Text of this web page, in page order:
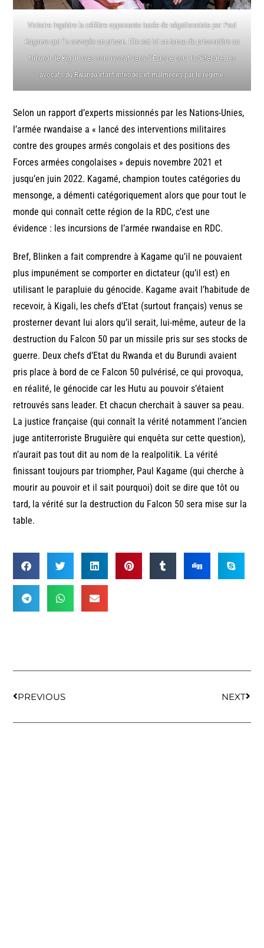
Victoire Ingabire la célèbre opposante taxée de négationniste par Paul
Kagame qui l’a envoyée en prison. Elle est ici en tenue de prisonnière au
tribunal de Kigali avec son avocat venu d’Europe pour la défendre, les
avocats du Rwanda étant inféodés et malmenés par le régime.
Selon un rapport d’experts missionnés par les Nations-Unies,
l’armée rwandaise a « lancé des interventions militaires
contre des groupes armés congolais et des positions des
Forces armées congolaises » depuis novembre 2021 et
jusqu’en juin 2022. Kagamé, champion toutes catégories du
mensonge, a démenti catégoriquement alors que pour tout le
monde qui connaît cette région de la RDC, c’est une
évidence : les incursions de l’armée rwandaise en RDC.
Bref, Blinken a fait comprendre à Kagame qu’il ne pouvaient
plus impunément se comporter en dictateur (qu’il est) en
utilisant le parapluie du génocide. Kagame avait l’habitude de
recevoir, à Kigali, les chefs d’Etat (surtout français) venus se
prosterner devant lui alors qu’il serait, lui-même, auteur de la
destruction du Falcon 50 par un missile pris sur ses stocks de
guerre. Deux chefs d’Etat du Rwanda et du Burundi avaient
pris place à bord de ce Falcon 50 pulvérisé, ce qui provoqua,
en réalité, le génocide car les Hutu au pouvoir s’étaient
retrouvés sans leader. Et chacun cherchait à sauver sa peau.
La justice française (qui connaît la vérité notamment l’ancien
juge antiterroriste Bruguière qui enquêta sur cette question),
n’aurait pas tout dit au nom de la realpolitik. La vérité
finissant toujours par triompher, Paul Kagame (qui cherche à
mourir au pouvoir et il sait pourquoi) doit se dire que tôt ou
tard, la vérité sur la destruction du Falcon 50 sera mise sur la
table.
PREVIOUS NEXT